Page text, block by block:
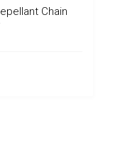
Chain